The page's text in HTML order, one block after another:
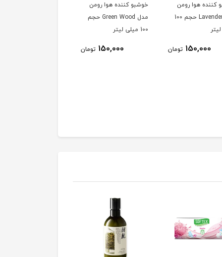
کننده هوا رومن
مدل Lavender حجم 100
150,000 تومان
خوشبو کننده هوا رومن
مدل Green Wood حجم
100 میلی لیتر
150,000 تومان